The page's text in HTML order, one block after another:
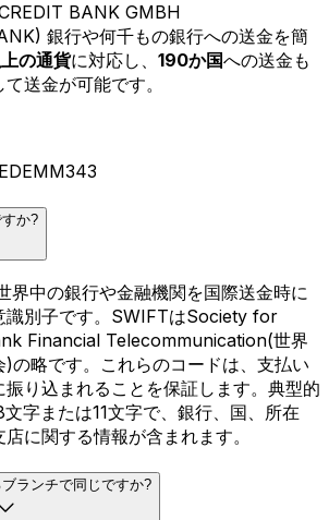
BANK GMBH
銀行や何千もの銀行への送金を簡
の通貨に対応し、 190か国への送金も
送金が可能です。
か?
界中の銀行や金融機関を国際送金時に
識別子です。SWIFTはSociety for
Financial Telecommunication(世界
の略です。これらのコードは、支払い
り込まれることを保証します。典型的
字または11文字で、銀行、国、所在
に関する情報が含まれます。
ランチで同じですか?